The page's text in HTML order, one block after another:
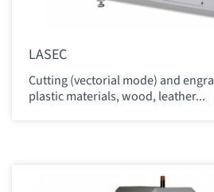
LASEC
Cutting (vectorial mode) and
plastic materials, wood, leather...